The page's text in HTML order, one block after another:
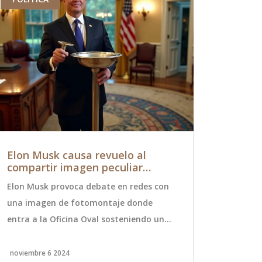
Elon Musk causa revuelo al
compartir imagen peculiar
triunfo electoral de Trump
Elon Musk provoca debate en redes con
una imagen de fotomontaje donde
entra a la Oficina Oval sosteniendo un
Donald Trump en 2024. La imagen,
noviembre 6 2024